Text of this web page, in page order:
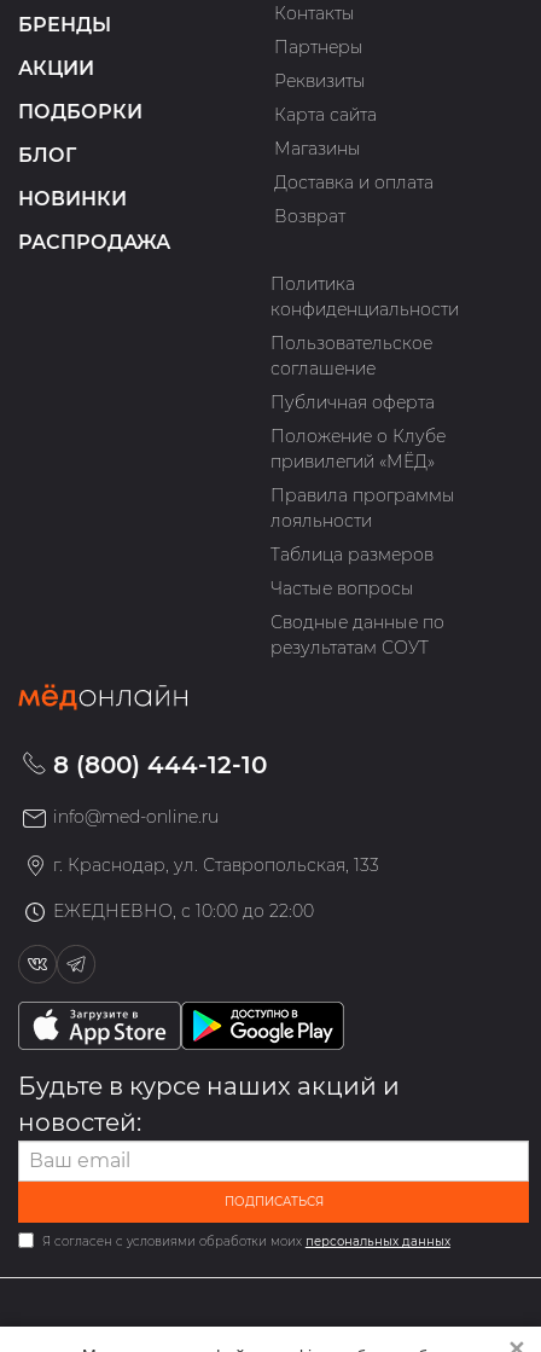
БРЕНДЫ
АКЦИИ
ПОДБОРКИ
БЛОГ
НОВИНКИ
РАСПРОДАЖА
Контакты
Партнеры
Реквизиты
Карта сайта
Магазины
Доставка и оплата
Возврат
Политика
конфиденциальности
Пользовательское
соглашение
Публичная оферта
Положение о Клубе
привилегий «МЁД»
Правила программы
лояльности
Таблица размеров
Частые вопросы
Сводные данные по
результатам СОУТ
8 (800) 444-12-10
info@med-online.ru
г. Краснодар, ул. Ставропольская, 133
ЕЖЕДНЕВНО, с 10:00 до 22:00
Будьте в курсе наших акций и
новостей:
ПОДПИСАТЬСЯ
Я согласен с условиями обработки моих персональных данных